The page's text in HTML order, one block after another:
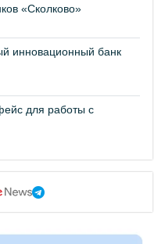
«Сколково»
инновационный банк
для работы с